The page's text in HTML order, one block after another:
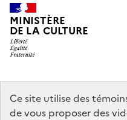
MINISTÈRE
DE LA CULTURE
data.gouv.fr
Ce site utilise des
de vous proposer des